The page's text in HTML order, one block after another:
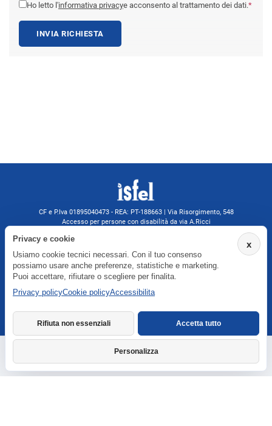
Ho letto l'informativa privacye acconsento al trattamento dei dati.*
INVIA RICHIESTA
CF e P.Iva 01895040473 - REA: PT-188663 | Via Risorgimento, 548
Accesso per persone con disabilità da via A.Ricci
isfel@pec.it
Informativa privacy
Agenzia formativa iscritta a Formatemp
x
Privacy e cookie
Usiamo cookie tecnici necessari. Con il tuo consenso
possiamo usare anche preferenze, statistiche e marketing.
Puoi accettare, rifiutare o scegliere per finalita.
Privacy policyCookie policyAccessibilita
Rifiuta non essenziali
Personalizza
Accetta tutto
Richiedi informazioni